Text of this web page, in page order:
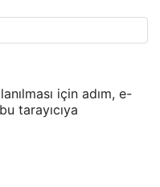
için adım, e-
tarayıcıya